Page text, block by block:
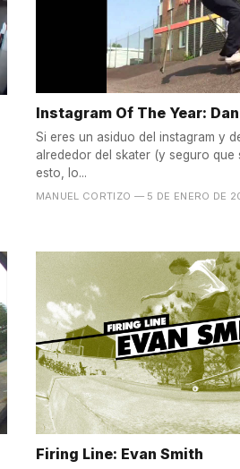
Instagram Of The Year:
Si eres un asiduo del instagram y
alrededor del skater (y seguro que
esto, lo...
MANUEL CORTIZO — 5 DE ENERO DE
Firing Line: Evan Smith